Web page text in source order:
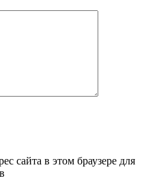
сайта в этом браузере для